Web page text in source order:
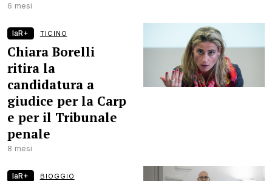
6 mesi
laR+ TICINO
Chiara Borelli
ritira la
candidatura a
giudice per la Carp
e per il Tribunale
penale
8 mesi
laR+ BIOGGIO